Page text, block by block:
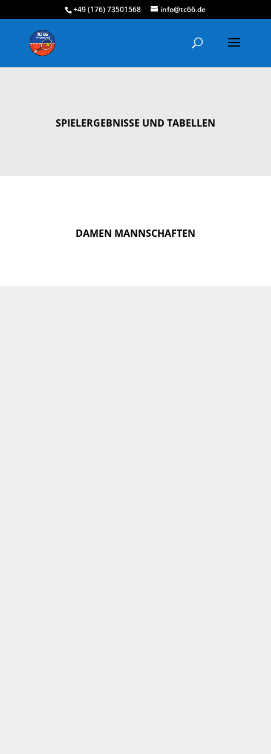
+49 (176) 73501568 info@tc66.de
SPIELERGEBNISSE UND TABELLEN
DAMEN MANNSCHAFTEN